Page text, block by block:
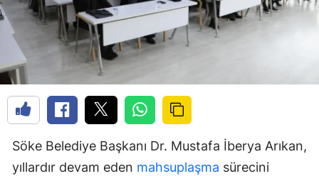
Söke Belediye Başkanı Dr. Mustafa İberya Arıkan,
yıllardır devam eden mahsuplaşma sürecini